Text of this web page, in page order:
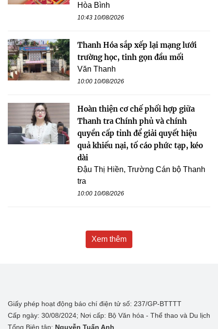
Hòa Bình
10:43 10/08/2026
Thanh Hóa sắp xếp lại mạng lưới
trường học, tinh gọn đầu mối
Văn Thanh
10:00 10/08/2026
Hoàn thiện cơ chế phối hợp giữa
Thanh tra Chính phủ và chính
quyền cấp tỉnh để giải quyết hiệu
quả khiếu nại, tố cáo phức tạp, kéo
dài
Đậu Thị Hiền, Trường Cán bộ Thanh
tra
10:00 10/08/2026
Xem thêm
Giấy phép hoạt động báo chí điện tử số: 237/GP-BTTTT
Cấp ngày: 30/08/2024; Nơi cấp: Bộ Văn hóa - Thể thao và Du lịch
Tổng Biên tập: Nguyễn Tuấn Anh